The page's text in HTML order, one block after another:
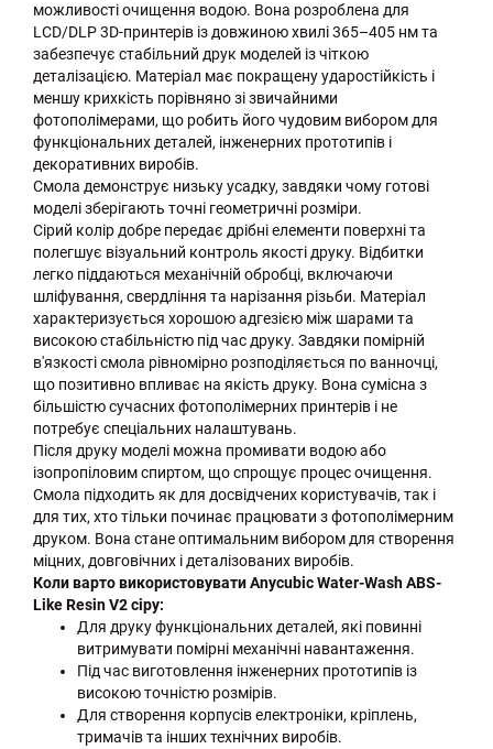
можливості очищення водою. Вона розроблена для
LCD/DLP 3D-принтерів із довжиною хвилі 365–405 нм та
забезпечує стабільний друк моделей із чіткою
деталізацією. Матеріал має покращену ударостійкість і
меншу крихкість порівняно зі звичайними
фотополімерами, що робить його чудовим вибором для
функціональних деталей, інженерних прототипів і
декоративних виробів.
Смола демонструє низьку усадку, завдяки чому готові
моделі зберігають точні геометричні розміри.
Сірий колір добре передає дрібні елементи поверхні та
полегшує візуальний контроль якості друку. Відбитки
легко піддаються механічній обробці, включаючи
шліфування, свердління та нарізання різьби. Матеріал
характеризується хорошою адгезією між шарами та
високою стабільністю під час друку. Завдяки помірній
в'язкості смола рівномірно розподіляється по ванночці,
що позитивно впливає на якість друку. Вона сумісна з
більшістю сучасних фотополімерних принтерів і не
потребує спеціальних налаштувань.
Після друку моделі можна промивати водою або
ізопропіловим спиртом, що спрощує процес очищення.
Смола підходить як для досвідчених користувачів, так і
для тих, хто тільки починає працювати з фотополімерним
друком. Вона стане оптимальним вибором для створення
міцних, довговічних і деталізованих виробів.
Коли варто використовувати Anycubic Water-Wash ABS-
Like Resin V2 сіру:
Для друку функціональних деталей, які повинні
витримувати помірні механічні навантаження.
Під час виготовлення інженерних прототипів із
високою точністю розмірів.
Для створення корпусів електроніки, кріплень,
тримачів та інших технічних виробів.